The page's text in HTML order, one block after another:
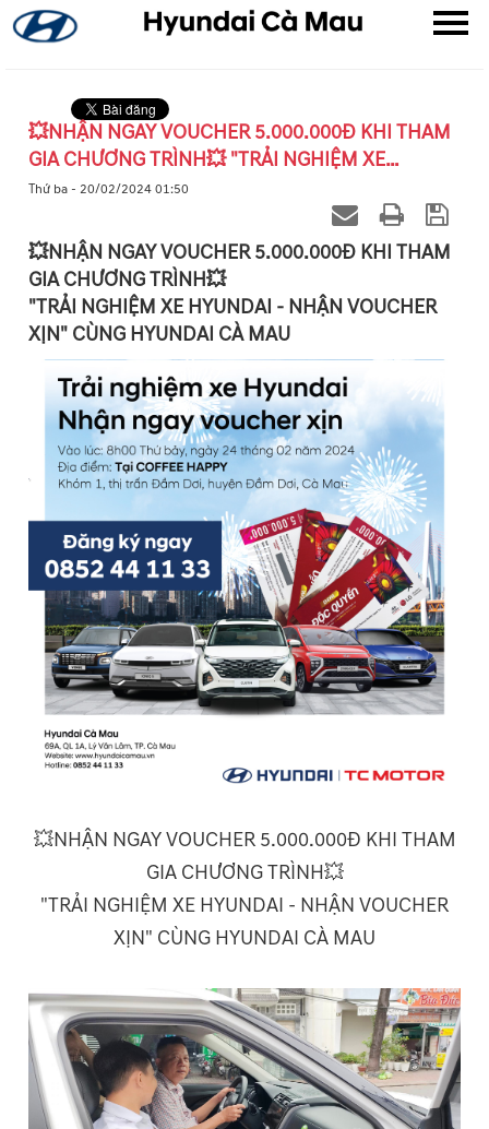
💥NHẬN NGAY VOUCHER 5.000.000Đ KHI THAM
GIA CHƯƠNG TRÌNH💥 "TRẢI NGHIỆM XE
HYUNDAI - NHẬN VOUCHER XỊN" CÙNG
Thứ ba - 20/02/2024 01:50
💥NHẬN NGAY VOUCHER 5.000.000Đ KHI THAM
GIA CHƯƠNG TRÌNH💥
"TRẢI NGHIỆM XE HYUNDAI - NHẬN VOUCHER
XỊN" CÙNG HYUNDAI CÀ MAU
💥NHẬN NGAY VOUCHER 5.000.000Đ KHI THAM
GIA CHƯƠNG TRÌNH💥
"TRẢI NGHIỆM XE HYUNDAI - NHẬN VOUCHER
XỊN" CÙNG HYUNDAI CÀ MAU